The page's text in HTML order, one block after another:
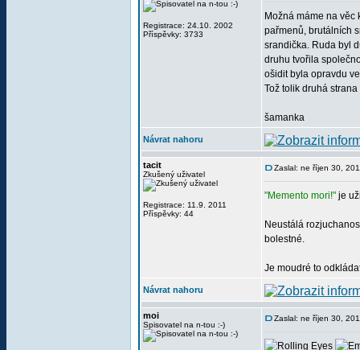
Registrace: 24.10. 2002
Příspěvky: 3733
Možná máme na
pařmenů, brutálních
srandička. Ruda byl
druhu tvořila
ošidit byla opravdu
Tož tolik druhá
šamanka
Návrat nahoru
tacit
Zkušený uživatel
Registrace: 11.9. 2011
Příspěvky: 44
Zaslal: ne říjen 30,
"Memento mori!" je
Neustálá
bolestné.
Je moudré to
Návrat nahoru
moi
Spisovatel na n-tou :-)
Zaslal: ne říjen 30,